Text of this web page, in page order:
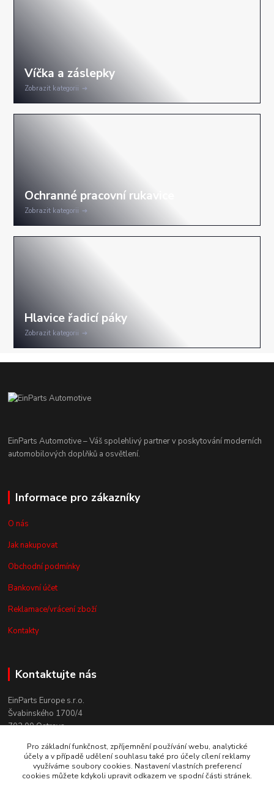
Zobrazit kategorii
Zobrazit kategorii
Zobrazit kategorii
EinParts Automotive – Váš spolehlivý partner v poskytování moderních
automobilových doplňků a osvětlení.
Informace pro zákazníky
O nás
Jak nakupovat
Obchodní podmínky
Bankovní účet
Reklamace/vrácení zboží
Kontakty
Kontaktujte nás
EinParts Europe s.r.o.
Švabinského 1700/4
702 00 Ostrava
+420 558 080 004
(po. - pá. 9:00-13:00)
obchod@einparts.cz
Pro základní funkčnost, zpříjemnění používání webu, analytické
účely a v případě udělení souhlasu také pro účely cílení reklamy
využíváme soubory cookies. Nastavení vlastních preferencí
cookies můžete kdykoli upravit odkazem ve spodní části stránek.